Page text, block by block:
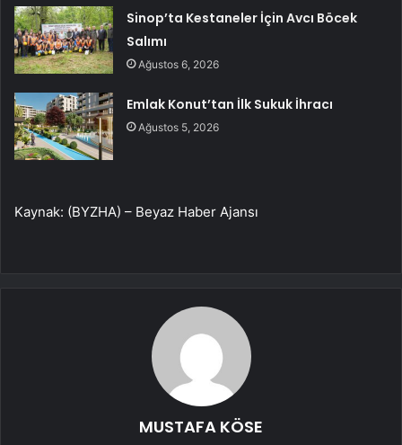
Sinop’ta Kestaneler İçin Avcı Böcek
Salımı
Ağustos 6, 2026
Emlak Konut’tan İlk Sukuk İhracı
Ağustos 5, 2026
Kaynak: (BYZHA) – Beyaz Haber Ajansı
MUSTAFA KÖSE